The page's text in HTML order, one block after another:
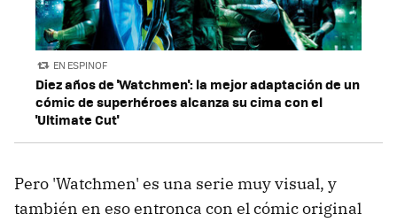
EN ESPINOF
Diez años de 'Watchmen': la mejor adaptación de un
cómic de superhéroes alcanza su cima con el
'Ultimate Cut'
Pero 'Watchmen' es una serie muy visual, y
también en eso entronca con el cómic original